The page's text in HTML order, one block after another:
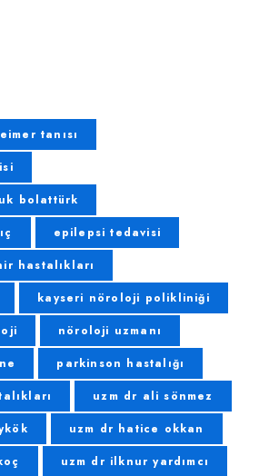
tanısı
bolattürk
epilepsi tedavisi
hastalıkları
kayseri nöroloji polikliniği
nöroloji uzmanı
parkinson hastalığı
uzm dr ali sönmez
uzm dr hatice okkan
uzm dr ilknur yardımcı